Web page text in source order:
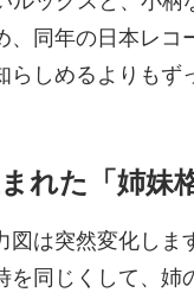
、同年の日本レ
らしめるよりも
れた「姉妹
図は突然変化し
を同じくして、